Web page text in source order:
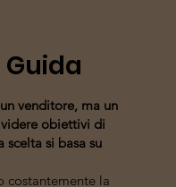
venditore, ma un
obiettivi di
scelta si basa su
costantemente la